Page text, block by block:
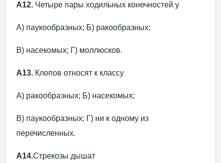
А12. Четыре пары ходильных конечностей у
А) паукообразных; Б) ракообразных;
В) насекомых; Г) моллюсков.
А13. Клопов относят к классу
А) ракообразных; Б) насекомых;
В) паукообразных; Г) ни к одному из
перечисленных.
А14.Стрекозы дышат